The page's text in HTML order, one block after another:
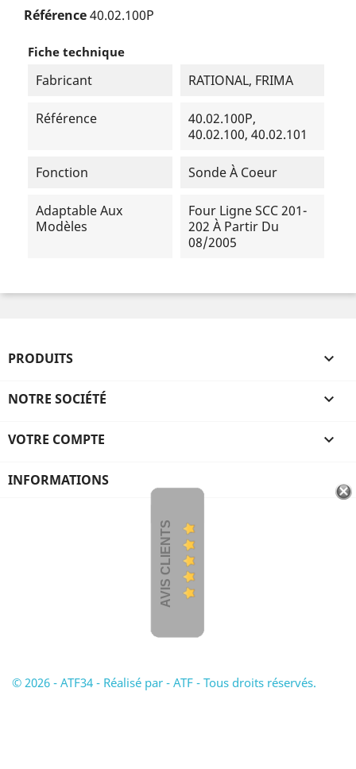
Référence40.02.100P
Fiche technique
Fabricant RATIONAL, FRIMA
Référence
40.02.100P,
40.02.100, 40.02.101
Fonction Sonde À Coeur
Adaptable Aux
Modèles
Four Ligne SCC 201-
202 À Partir Du
08/2005
PRODUITS 
NOTRE SOCIÉTÉ 
VOTRE COMPTE 
INFORMATIONS
AVIS CLIENTS
© 2026 - ATF34 - Réalisé par - ATF - Tous droits réservés.